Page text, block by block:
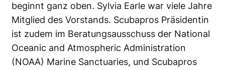
beginnt ganz oben. Sylvia Earle war viele Jahre
Mitglied des Vorstands. Scubapros Präsidentin
ist zudem im Beratungsausschuss der National
Oceanic and Atmospheric Administration
(NOAA) Marine Sanctuaries, und Scubapros